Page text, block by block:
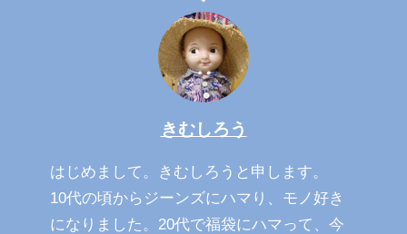
きむしろう
はじめまして。きむしろうと申します。
10代の頃からジーンズにハマり、モノ好き
になりました。20代で福袋にハマって、今